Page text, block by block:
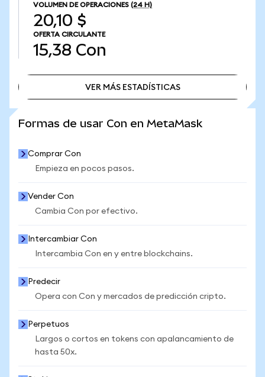
VOLUMEN DE OPERACIONES (24 H)
20,10 $
OFERTA CIRCULANTE
15,38 Con
VER MÁS ESTADÍSTICAS
Formas de usar Con en MetaMask
Comprar Con
Empieza en pocos pasos.
Vender Con
Cambia Con por efectivo.
Intercambiar Con
Intercambia Con en y entre blockchains.
Predecir
Opera con Con y mercados de predicción cripto.
Perpetuos
Largos o cortos en tokens con apalancamiento de
hasta 50x.